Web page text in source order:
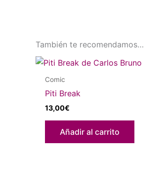
También te recomendamos…
Comic
Piti Break
13,00€
Añadir al carrito